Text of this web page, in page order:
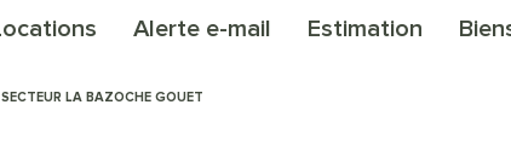
locations alerte e-mail estimation
SECTEUR LA BAZOCHE GOUET